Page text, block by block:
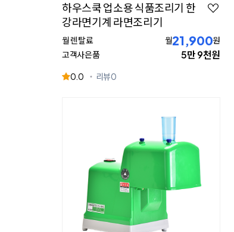
하우스쿡 업소용 식품조리기 한
강라면기계 라면조리기
월 렌탈료 월21,900원
고객사은품
5만 9천원
0.0 리뷰0